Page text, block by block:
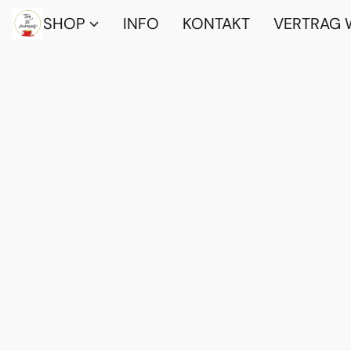
SHOP INFO KONTAKT VERTRAG